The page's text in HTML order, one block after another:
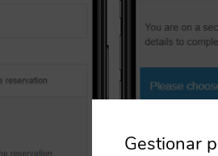
Gestionar